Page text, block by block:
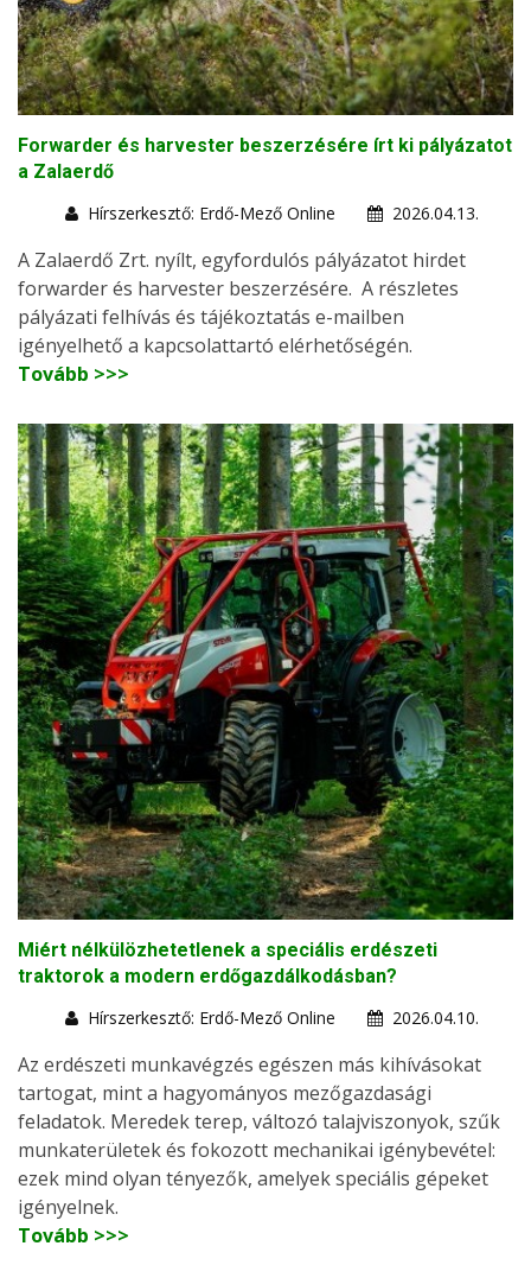
Forwarder és harvester beszerzésére írt ki pályázatot
a Zalaerdő
Hírszerkesztő: Erdő-Mező Online
2026.04.13.
A Zalaerdő Zrt. nyílt, egyfordulós pályázatot hirdet
forwarder és harvester beszerzésére. A részletes
pályázati felhívás és tájékoztatás e-mailben
igényelhető a kapcsolattartó elérhetőségén.
Tovább >>>
Miért nélkülözhetetlenek a speciális erdészeti
traktorok a modern erdőgazdálkodásban?
Hírszerkesztő: Erdő-Mező Online
2026.04.10.
Az erdészeti munkavégzés egészen más kihívásokat
tartogat, mint a hagyományos mezőgazdasági
feladatok. Meredek terep, változó talajviszonyok, szűk
munkaterületek és fokozott mechanikai igénybevétel:
ezek mind olyan tényezők, amelyek speciális gépeket
igényelnek.
Tovább >>>